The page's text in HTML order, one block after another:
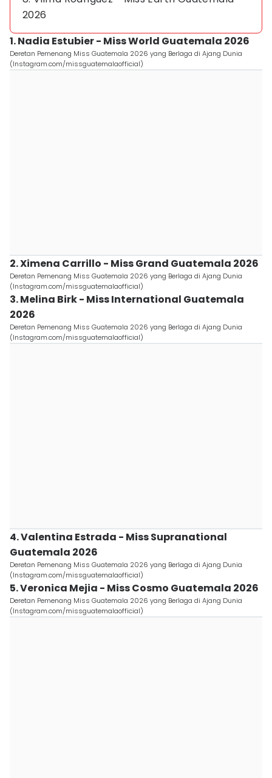
2026
1. Nadia Estubier - Miss World Guatemala 2026
Deretan Pemenang Miss Guatemala 2026 yang Berlaga di Ajang Dunia
(Instagram.com/missguatemalaofficial)
2. Ximena Carrillo - Miss Grand Guatemala 2026
Deretan Pemenang Miss Guatemala 2026 yang Berlaga di Ajang Dunia
(Instagram.com/missguatemalaofficial)
3. Melina Birk - Miss International Guatemala
2026
Deretan Pemenang Miss Guatemala 2026 yang Berlaga di Ajang Dunia
(Instagram.com/missguatemalaofficial)
4. Valentina Estrada - Miss Supranational
Guatemala 2026
Deretan Pemenang Miss Guatemala 2026 yang Berlaga di Ajang Dunia
(Instagram.com/missguatemalaofficial)
5. Veronica Mejia - Miss Cosmo Guatemala 2026
Deretan Pemenang Miss Guatemala 2026 yang Berlaga di Ajang Dunia
(Instagram.com/missguatemalaofficial)